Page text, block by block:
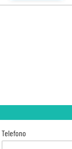
Telefono